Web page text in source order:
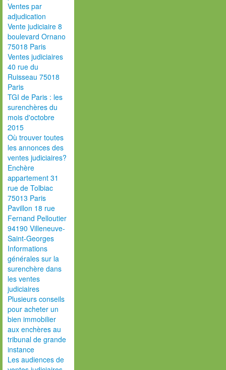
Ventes par
adjudication
Vente judiciaire 8
boulevard Ornano
75018 Paris
Ventes judiciaires
40 rue du
Ruisseau 75018
Paris
TGI de Paris : les
surenchères du
mois d'octobre
2015
Où trouver toutes
les annonces des
ventes judiciaires?
Enchère
appartement 31
rue de Tolbiac
75013 Paris
Pavillon 18 rue
Fernand Pelloutier
94190 Villeneuve-
Saint-Georges
Informations
générales sur la
surenchère dans
les ventes
judiciaires
Plusieurs conseils
pour acheter un
bien immobilier
aux enchères au
tribunal de grande
instance
Les audiences de